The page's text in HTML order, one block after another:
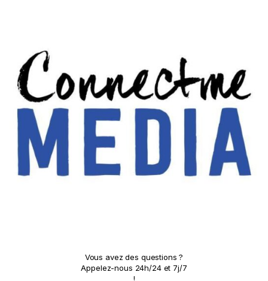
Vous avez des questions ?
Appelez-nous 24h/24 et 7j/7
!